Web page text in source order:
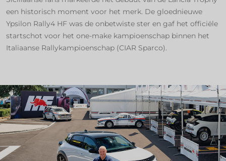
een historisch moment voor het merk. De gloednieuwe
Ypsilon Rally4 HF was de onbetwiste ster en gaf het officiële
startschot voor het one-make kampioenschap binnen het
Italiaanse Rallykampioenschap (CIAR Sparco).